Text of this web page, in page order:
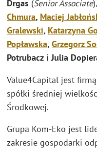
Drgas (Senior Associate),
Chmura, Maciej
Gralewski, Katarzyna
Popławska, Grzegorz
Potrubacz iJulia
Value4Capital jest
spółki średniej
Środkowej.
Grupa Kom-Eko jest
zakresie gospodarki